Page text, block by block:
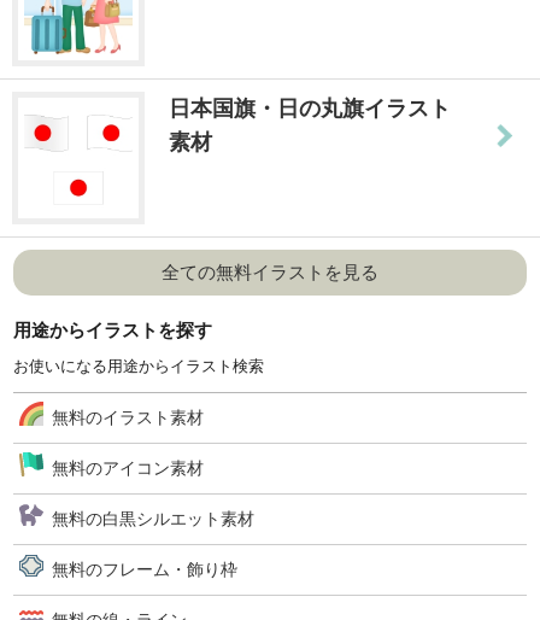
日本国旗・日の丸旗イラスト
素材
全ての無料イラストを見る
用途からイラストを探す
お使いになる用途からイラスト検索
無料のイラスト素材
無料のアイコン素材
無料の白黒シルエット素材
無料のフレーム・飾り枠